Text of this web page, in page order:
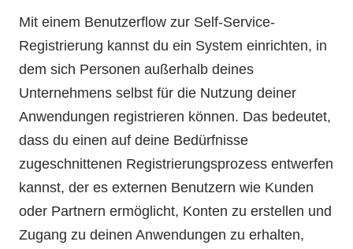
Mit einem Benutzerflow zur Self-Service-
Registrierung kannst du ein System einrichten, in
dem sich Personen außerhalb deines
Unternehmens selbst für die Nutzung deiner
Anwendungen registrieren können. Das bedeutet,
dass du einen auf deine Bedürfnisse
zugeschnittenen Registrierungsprozess entwerfen
kannst, der es externen Benutzern wie Kunden
oder Partnern ermöglicht, Konten zu erstellen und
Zugang zu deinen Anwendungen zu erhalten,